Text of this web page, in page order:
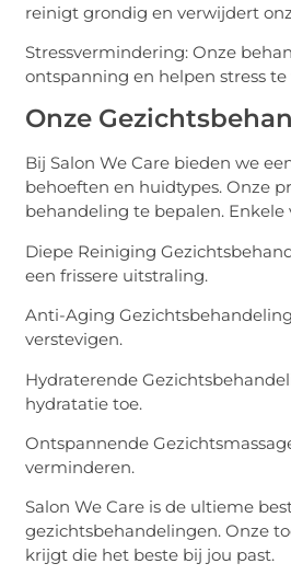
reinigt grondig en verwijdert
Stressvermindering: Onze
ontspanning en helpen stress
Onze
Bij Salon We Care bieden we
behoeften en huidtypes. Onze
behandeling te bepalen.
Diepe Reiniging
een frissere uitstraling.
Anti-Aging
verstevigen.
Hydraterende
hydratatie toe.
Ontspannende
verminderen.
Salon We Care is de ultieme
gezichtsbehandelingen. Onze
krijgt die het beste bij jou past.